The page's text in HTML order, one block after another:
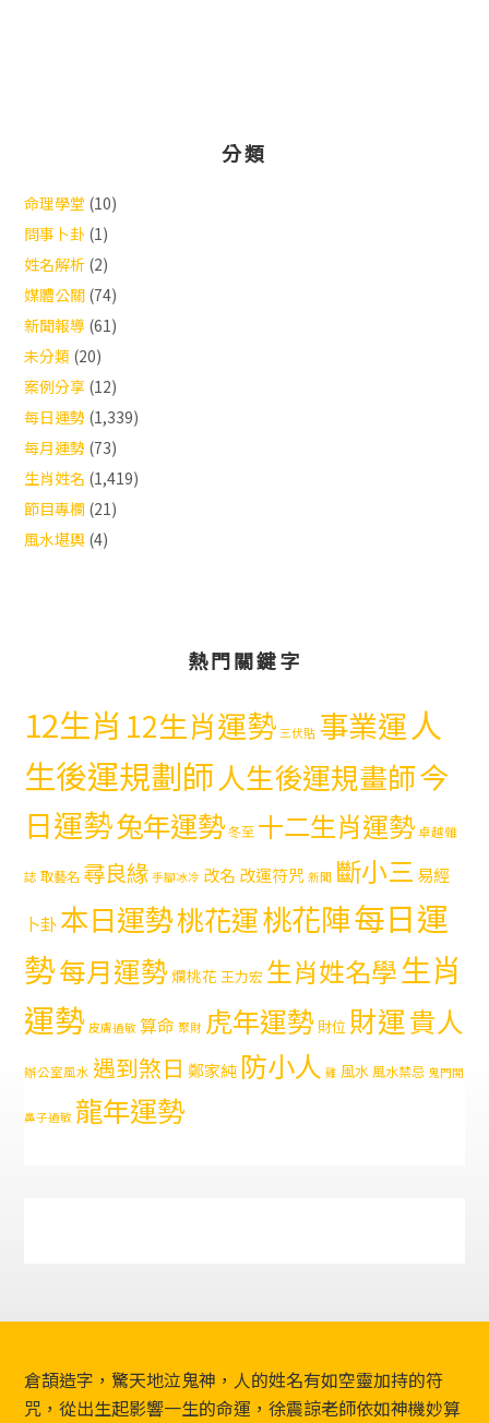
分類
命理學堂 (10)
問事卜卦 (1)
姓名解析 (2)
媒體公關 (74)
新聞報導 (61)
未分類 (20)
案例分享 (12)
每日運勢 (1,339)
每月運勢 (73)
生肖姓名 (1,419)
節目專欄 (21)
風水堪輿 (4)
熱門關鍵字
12生肖 12生肖運勢 三伏貼 事業運人
生後運規劃師人生後運規畫師今
日運勢兔年運勢冬至 十二生肖運勢 卓越雜
誌 取藝名 尋良緣 手腳冰冷 改名 改運符咒 新聞 斷小三易經
卜卦本日運勢桃花運桃花陣每日運
勢每月運勢 爛桃花 王力宏 生肖姓名學生肖
運勢 皮膚過敏 算命 聚財 虎年運勢 財位 財運貴人
辦公室風水 遇到煞日 鄭家純 防小人 雞 風水風水禁忌 鬼門開
鼻子過敏 龍年運勢
Footer
倉頡造字，驚天地泣鬼神，人的姓名有如空靈加持的符
咒，從出生起影響一生的命運，徐震諒老師依如神機妙算